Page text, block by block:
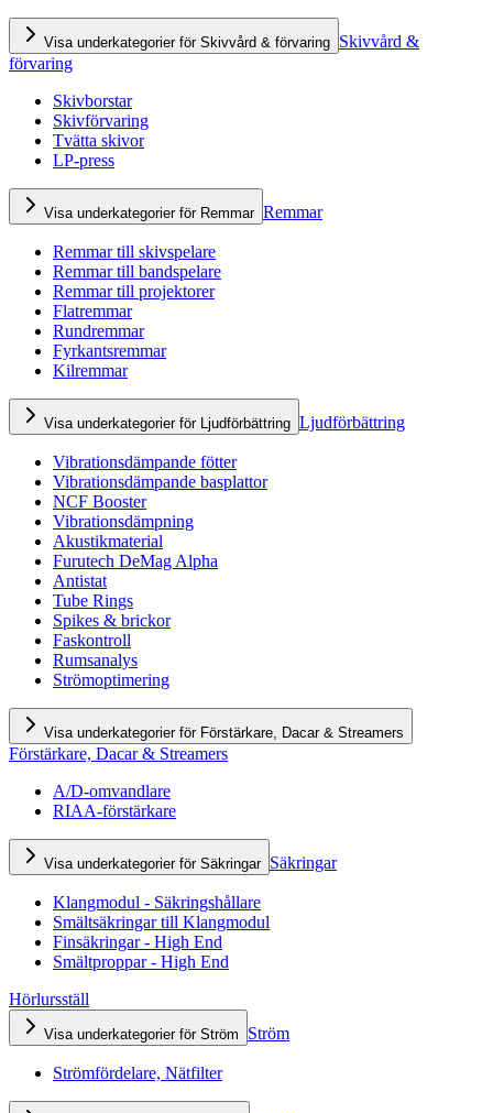
Visa underkategorier för Skivvård & förvaring Skivvård &
förvaring
Skivborstar
Skivförvaring
Tvätta skivor
LP-press
Visa underkategorier för Remmar Remmar
Remmar till skivspelare
Remmar till bandspelare
Remmar till projektorer
Flatremmar
Rundremmar
Fyrkantsremmar
Kilremmar
Visa underkategorier för Ljudförbättring Ljudförbättring
Vibrationsdämpande fötter
Vibrationsdämpande basplattor
NCF Booster
Vibrationsdämpning
Akustikmaterial
Furutech DeMag Alpha
Antistat
Tube Rings
Spikes & brickor
Faskontroll
Rumsanalys
Strömoptimering
Visa underkategorier för Förstärkare, Dacar & Streamers
Förstärkare, Dacar & Streamers
A/D-omvandlare
RIAA-förstärkare
Visa underkategorier för Säkringar Säkringar
Klangmodul - Säkringshållare
Smältsäkringar till Klangmodul
Finsäkringar - High End
Smältproppar - High End
Hörlursställ
Visa underkategorier för Ström Ström
Strömfördelare, Nätfilter